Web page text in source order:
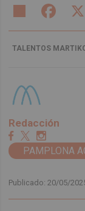
Share
TALENTOS
Redacción
PAMPLONA
Publicado: 20/05/